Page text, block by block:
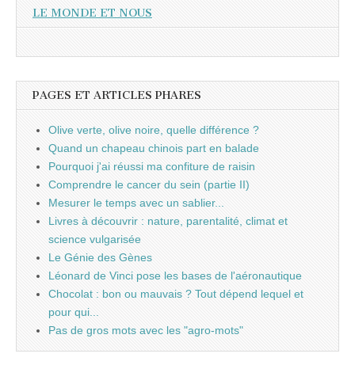
LE MONDE ET NOUS
PAGES ET ARTICLES PHARES
Olive verte, olive noire, quelle différence ?
Quand un chapeau chinois part en balade
Pourquoi j'ai réussi ma confiture de raisin
Comprendre le cancer du sein (partie II)
Mesurer le temps avec un sablier...
Livres à découvrir : nature, parentalité, climat et
science vulgarisée
Le Génie des Gènes
Léonard de Vinci pose les bases de l'aéronautique
Chocolat : bon ou mauvais ? Tout dépend lequel et
pour qui...
Pas de gros mots avec les "agro-mots"